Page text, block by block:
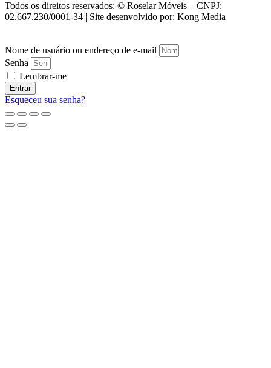
Todos os direitos reservados: © Roselar Móveis – CNPJ:
02.667.230/0001-34 | Site desenvolvido por: Kong Media
Nome de usuário ou endereço de e-mail
Senha
Lembrar-me
Entrar
Esqueceu sua senha?